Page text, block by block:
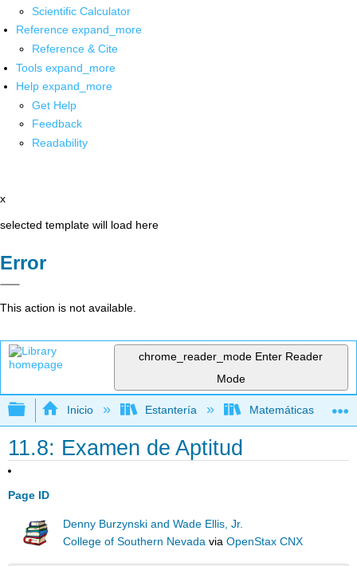
Scientific Calculator
Reference expand_more
Reference & Cite
Tools expand_more
Help expand_more
Get Help
Feedback
Readability
x
selected template will load here
Error
This action is not available.
chrome_reader_mode Enter Reader
Mode
Expandir/contraer jerarquía global
Inicio Estantería Matemáticas
11.8: Examen de Aptitud
Page ID
Denny Burzynski and Wade Ellis, Jr.
College of Southern Nevada viaOpenStax CNX